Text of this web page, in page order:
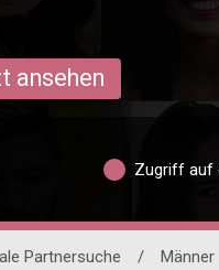
ansehen
Zugriff auf
Partnersuche / Männer